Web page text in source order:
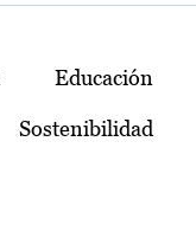
Educación
Sostenibilidad